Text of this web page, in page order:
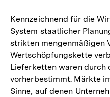
Kennzeichnend für die
System staatlicher
strikten mengenmäßigen
Wertschöpfungskette
Lieferketten waren durch
vorherbestimmt. Märkte
Sinne, auf denen